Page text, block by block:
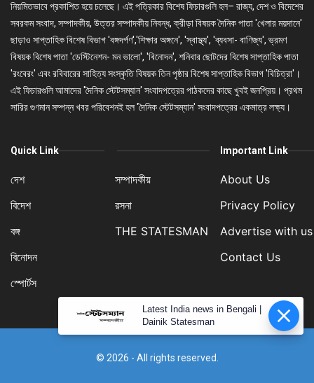
নিয়মিতভাবে প্রকাশিত হয়ে চলেছে। এই পত্রিকার বিশেষ ফিচারগুলি হল– রাজ্য, দেশ ও বিদেশের
সবরকম সংবাদ, সম্পাদকীয়, উত্তর সম্পাদকীয় নিবন্ধ, ক্রীড়া বিষয়ক দৈনিক পাতা 'খেলার ময়দানে'
ছাড়াও সাপ্তাহিক বিশেষ বিভাগ 'বঙ্গদর্পণ','শিক্ষার অঙ্গনে', 'স্বাস্থ্য', 'ব্যবসা- বাণিজ্য', ভ্রমণ
বিষয়ক বিশেষ পাতা 'ডেস্টিনেশন- মন ভালো', 'বিনোদন', শনিবার ছোটদের বিশেষ সাপ্তাহিক পাতা
'রংবেরং' এবং রবিবারের সাহিত্য সংস্কৃতি বিষয়ক তিন পৃষ্ঠার বিশেষ সাপ্তাহিক বিভাগ 'বিচিত্রা'।
এই ফিচারগুলি আমাদের 'দৈনিক স্টেটসম্যান' সংবাদপত্রের পাঠকদের কাছে খুবই জনপ্রিয়। প্রথম
সারির গুণমান সম্পন্ন খবর পরিবেশনই হল 'দৈনিক স্টেটসম্যান' সংবাদপত্রের একমাত্র লক্ষ্য।
Quick Link
দেশ
বিদেশ
বঙ্গ
বিনোদন
স্পোর্টস
সম্পাদকীয়
রসনা
THE STATESMAN
Important Link
About Us
Privacy Policy
Advertise with us
Contact Us
© 2026 - All rights reserved.
Latest India news in Bengali |
Dainik Statesman